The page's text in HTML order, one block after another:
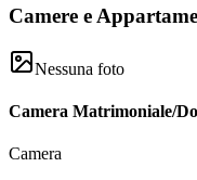
Camere e
Nessuna foto
Camera Matrimoniale/
Camera